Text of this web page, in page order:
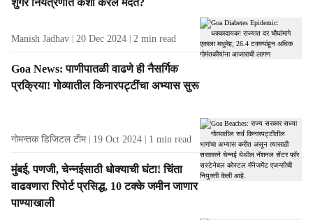
Manish Jadhav 20 Dec 2024 2 min read
Goa News: पाणीपातळी वाढणे ही नैसर्गिक
प्रक्रिया! गोव्यातील किनारपट्टींचा अभ्यास सुरू
गोमन्तक डिजिटल टीम 19 Oct 2024 1 min read
मुंबई, पणजी, चेन्नईसाठी धोक्याची घंटा! चिंता
वाढवणारा रिपोर्ट प्रसिद्ध, 10 टक्के जमीन जाणार
पाण्याखाली